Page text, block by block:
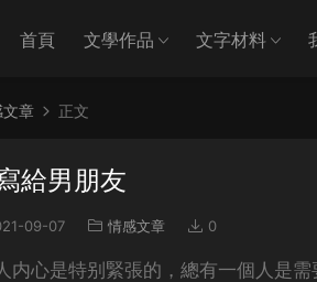
首頁 文學作品 文字材料
章 正文
給男朋友
09-07 情感文章 0
内心是特别緊張的，總有一個人是